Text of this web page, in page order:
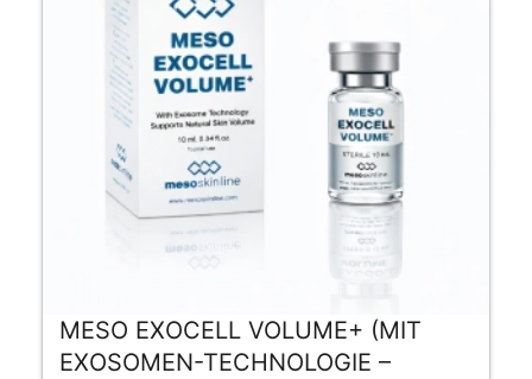
MESO EXOCELL VOLUME+ (MIT
EXOSOMEN-TECHNOLOGIE –